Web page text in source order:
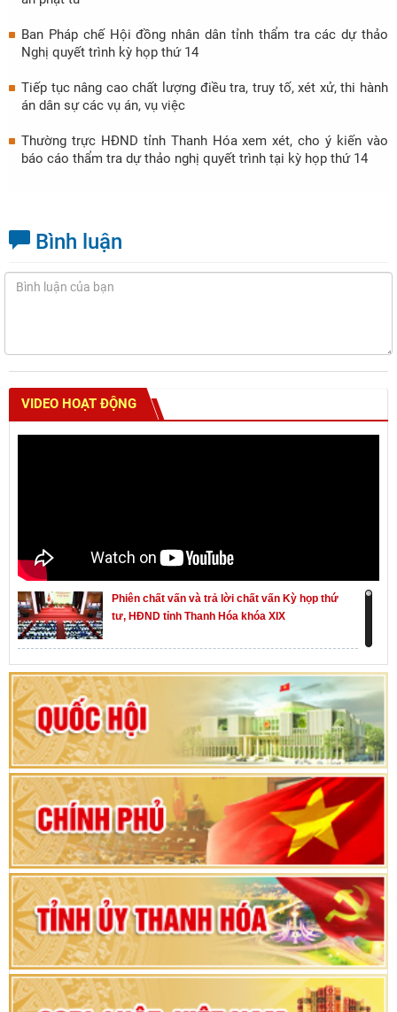
Ban Pháp chế Hội đồng nhân dân tỉnh thẩm tra các dự thảo
Nghị quyết trình kỳ họp thứ 14
Tiếp tục nâng cao chất lượng điều tra, truy tố, xét xử, thi hành
án dân sự các vụ án, vụ việc
Thường trực HĐND tỉnh Thanh Hóa xem xét, cho ý kiến vào
báo cáo thẩm tra dự thảo nghị quyết trình tại kỳ họp thứ 14
Bình luận
VIDEO HOẠT ĐỘNG
Phiên chất vấn và trả lời chất vấn Kỳ họp thứ
tư, HĐND tỉnh Thanh Hóa khóa XIX
Khai mạc kỳ họp thứ Nhất, Quốc hội khóa XVI
Hướng dẫn quy trình bỏ phiếu bầu cử ĐBQH
khoá XVI và đại biểu HĐND các cấp nhiệm kỳ
2026-2031
80 năm Quốc hội Việt Nam: vì lợi ích Nhân dân,
vì sự phát triển của đất nước
Bộ Chính trị duyệt nội dung Đại hội đại biểu
Đảng bộ tỉnh Thanh Hóa lần thứ XX, nhiệm kỳ
2025 - 2030
Đại hội đại biểu Đảng bộ xã Yên Thọ lần thứ I,
nhiệm kỳ 2025 – 2030
Đại hội Đảng bộ xã Yên Ninh lần thứ nhất,